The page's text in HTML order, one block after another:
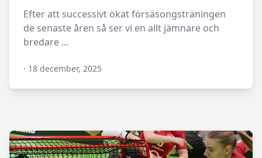
Efter att successivt ökat försäsongsträningen
de senaste åren så ser vi en allt jämnare och
bredare ...
N/A
· 18 december, 2025